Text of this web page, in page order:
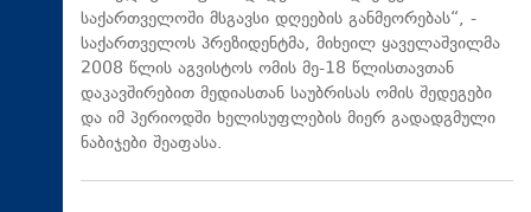
საქართველოში მსგავსი დღეების განმეორებას“, -
საქართველოს პრეზიდენტმა, მიხეილ ყაველაშვილმა
2008 წლის აგვისტოს ომის მე-18 წლისთავთან
დაკავშირებით მედიასთან საუბრისას ომის შედეგები
და იმ პერიოდში ხელისუფლების მიერ გადადგმული
ნაბიჯები შეაფასა.